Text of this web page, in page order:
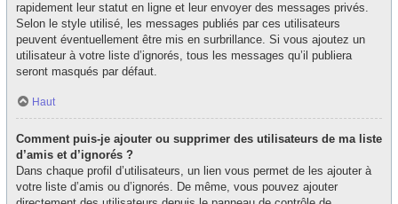
rapidement leur statut en ligne et leur envoyer des messages privés.
Selon le style utilisé, les messages publiés par ces utilisateurs
peuvent éventuellement être mis en surbrillance. Si vous ajoutez un
utilisateur à votre liste d’ignorés, tous les messages qu’il publiera
seront masqués par défaut.
Haut
Comment puis-je ajouter ou supprimer des utilisateurs de ma liste
d’amis et d’ignorés ?
Dans chaque profil d’utilisateurs, un lien vous permet de les ajouter à
votre liste d’amis ou d’ignorés. De même, vous pouvez ajouter